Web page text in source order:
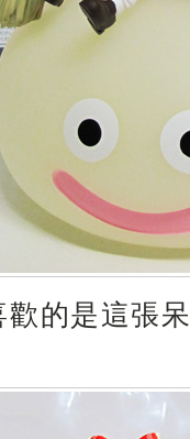
歡的是這張